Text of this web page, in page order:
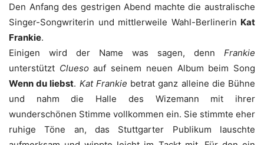
Den Anfang des gestrigen Abend machte die australische
Singer-Songwriterin und mittlerweile Wahl-Berlinerin Kat
Frankie.
Einigen wird der Name was sagen, denn Frankie
unterstützt Cluesoauf seinem neuen Album beim Song
Wenn du liebst. Kat Frankie betrat ganz alleine die Bühne
und nahm die Halle des Wizemann mit ihrer
wunderschönen Stimme vollkommen ein. Sie stimmte eher
ruhige Töne an, das Stuttgarter Publikum lauschte